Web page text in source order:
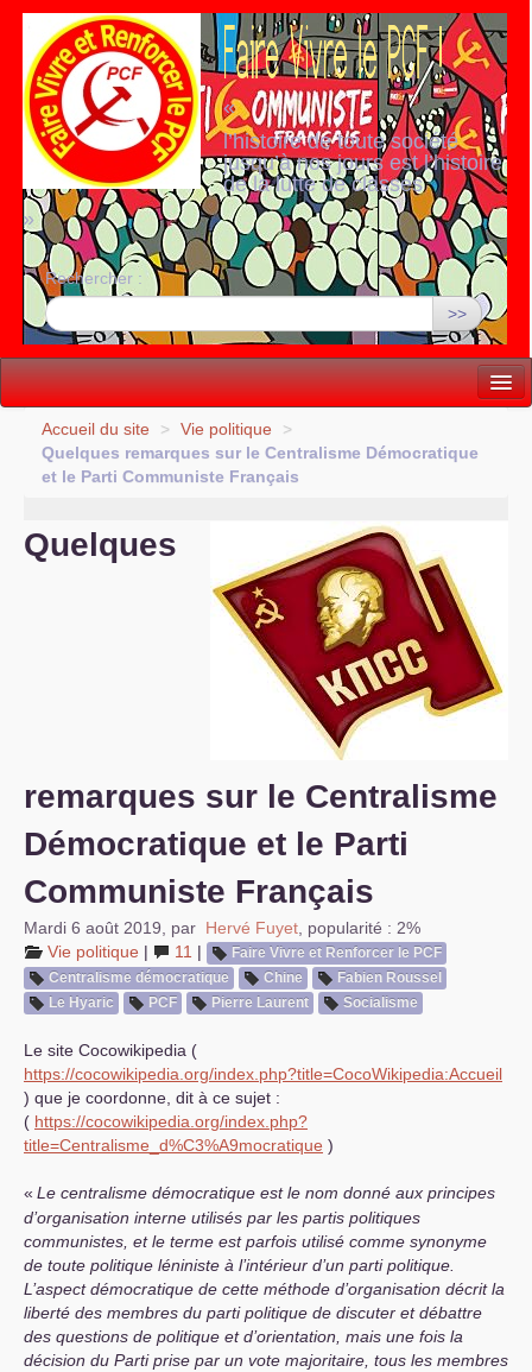
«
l’histoire de toute société
jusqu’à nos jours est l’histoire
de la lutte de classes
»
Rechercher :
>>
Vie politique
Lutter, Unir...
S’organiser
Accueil du site > Vie politique
>
Quelques remarques sur le Centralisme Démocratique
et le Parti Communiste Français
Quelques
remarques sur le Centralisme
Démocratique et le Parti
Communiste Français
Mardi 6 août 2019 par Hervé Fuyet popularité : 2%
Vie politique | 11 | Faire Vivre et Renforcer le PCF
Centralisme démocratique
Chine
Fabien Roussel
Le Hyaric
PCF Pierre Laurent Socialisme
Le site Cocowikipedia (
https://cocowikipedia.org/index.php?title=CocoWikipedia:Accueil
) que je coordonne, dit à ce sujet :
( https://cocowikipedia.org/index.php?
title=Centralisme_d%C3%A9mocratique )
« Le centralisme démocratique est le nom donné aux principes
d’organisation interne utilisés par les partis politiques
communistes, et le terme est parfois utilisé comme synonyme
de toute politique léniniste à l’intérieur d’un parti politique.
L’aspect démocratique de cette méthode d’organisation décrit la
liberté des membres du parti politique de discuter et débattre
des questions de politique et d’orientation, mais une fois la
décision du Parti prise par un vote majoritaire, tous les membres